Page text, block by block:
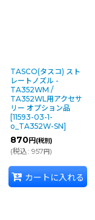
TASCO(タスコ) スト
レートノズル -
TA352WM /
TA352WL用アクセサ
リー オプション品
[11593-03-1-
o_TA352W-SN]
870円 (税別)
(税込: 957 円)
カートに入れる